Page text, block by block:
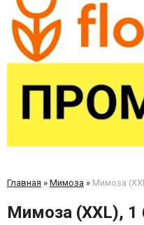
Главная » Мимоза » Мимоза
Мимоза (XXL), 1